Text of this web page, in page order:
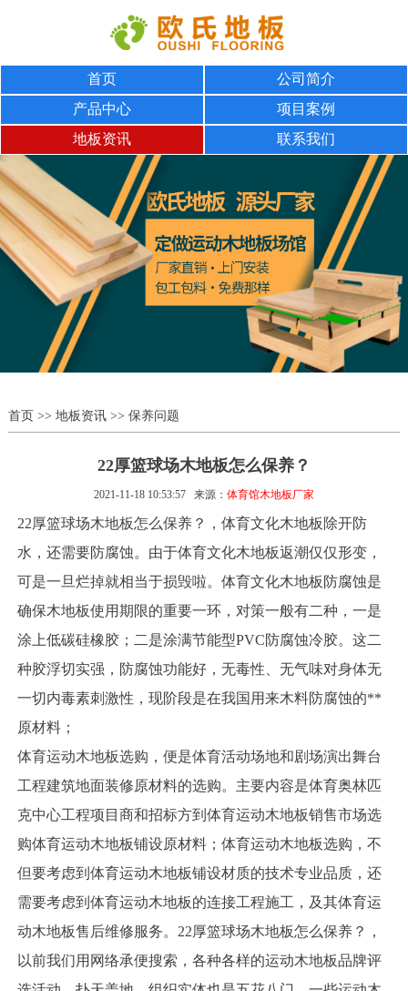
首页
公司简介
产品中心
项目案例
地板资讯
联系我们
首页>> 地板资讯>> 保养问题
22厚篮球场木地板怎么保养？
2021-11-18 10:53:57 来源： 体育馆木地板厂家
22厚篮球场木地板怎么保养？，体育文化木地板除开防
水，还需要防腐蚀。由于体育文化木地板返潮仅仅形变，
可是一旦烂掉就相当于损毁啦。体育文化木地板防腐蚀是
确保木地板使用期限的重要一环，对策一般有二种，一是
涂上低碳硅橡胶；二是涂满节能型PVC防腐蚀冷胶。这二
种胶浮切实强，防腐蚀功能好，无毒性、无气味对身体无
一切内毒素刺激性，现阶段是在我国用来木料防腐蚀的**
原材料；
体育运动木地板选购，便是体育活动场地和剧场演出舞台
工程建筑地面装修原材料的选购。主要内容是体育奥林匹
克中心工程项目商和招标方到体育运动木地板销售市场选
购体育运动木地板铺设原材料；体育运动木地板选购，不
但要考虑到体育运动木地板铺设材质的技术专业品质，还
需要考虑到体育运动木地板的连接工程施工，及其体育运
动木地板售后维修服务。22厚篮球场木地板怎么保养？，
以前我们用网络承便搜索，各种各样的运动木地板品牌评